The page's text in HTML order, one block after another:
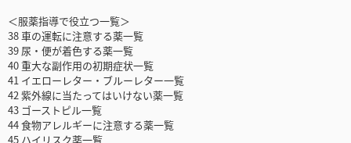
＜服薬指導で役立つ一覧＞
38 車の運転に注意する薬一覧
39 尿・便が着色する薬一覧
40 重大な副作用の初期症状一覧
41 イエローレター・ブルーレター一覧
42 紫外線に当たってはいけない薬一覧
43 ゴーストピル一覧
44 食物アレルギーに注意する薬一覧
45 ハイリスク薬一覧